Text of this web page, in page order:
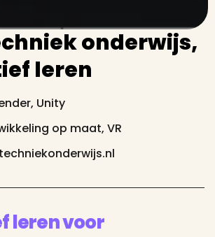
onderwijs,
leren
Unity
op maat, VR
leren voor